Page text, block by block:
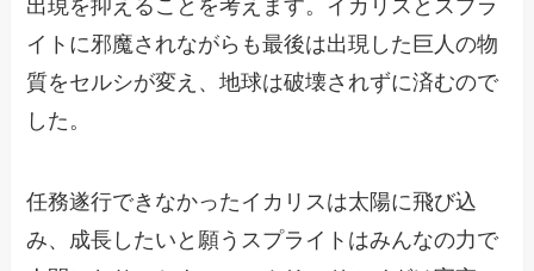
出現を抑えることを考えます。イカリスとスプラ
イトに邪魔されながらも最後は出現した巨人の物
質をセルシが変え、地球は破壊されずに済むので
した。
任務遂行できなかったイカリスは太陽に飛び込
み、成長したいと願うスプライトはみんなの力で